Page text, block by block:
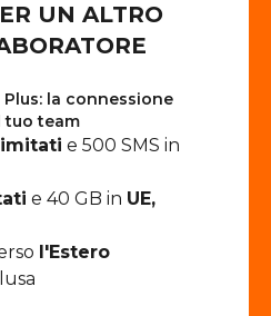
UN ALTRO
la connessione
tuo team
e 500 SMS in
e 40 GB in UE,
l'Estero